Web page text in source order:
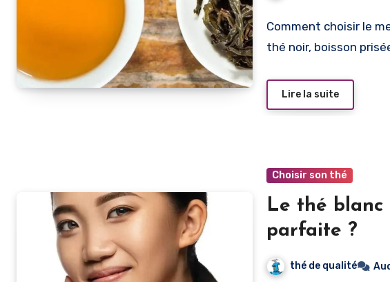
Comment choisir le
thé noir, boisson
Lire la suite
Choisir son thé
Le thé blanc
parfaite ?
thé de qualité